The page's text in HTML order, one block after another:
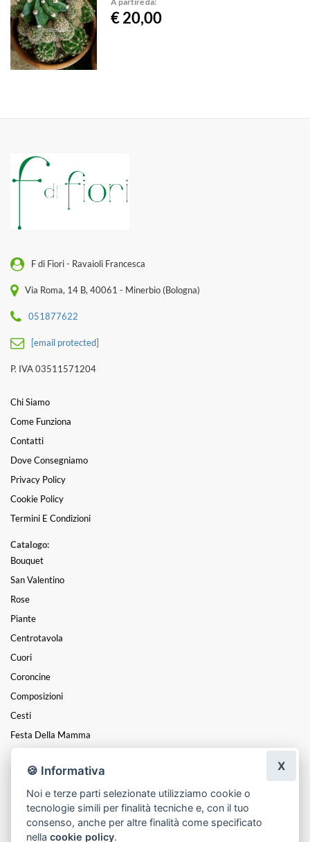
€ 20,00
F di Fiori - Ravaioli Francesca
Via Roma, 14 B, 40061 - Minerbio (Bologna)
051877622
[email protected]
P. IVA 03511571204
Chi Siamo
Come Funziona
Contatti
Dove Consegniamo
Privacy Policy
Cookie Policy
Termini E Condizioni
Catalogo:
Bouquet
San Valentino
Rose
Piante
Centrotavola
Cuori
Coroncine
Composizioni
Cesti
Festa Della Mamma
Mazzi
Funebre
Festa Della Donna
Natale
🍪 Informativa
Noi e terze parti selezionate utilizziamo cookie o
tecnologie simili per finalità tecniche e, con il tuo
consenso, anche per altre finalità come specificato
nellacookie policy.
X